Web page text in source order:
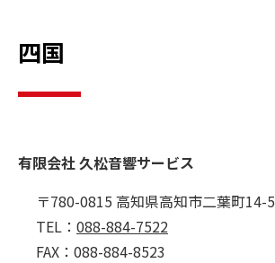
四国
有限会社 久松音響サービス
〒780-0815 高知県高知市二葉町14-5
TEL： 088-884-7522
FAX：088-884-8523